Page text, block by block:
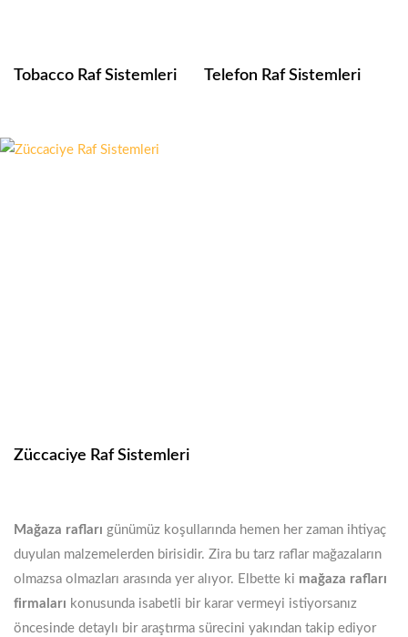
Tobacco Raf Sistemleri Telefon Raf Sistemleri
Züccaciye Raf Sistemleri
Mağaza rafları günümüz koşullarında hemen her zaman ihtiyaç
duyulan malzemelerden birisidir. Zira bu tarz raflar mağazaların
olmazsa olmazları arasında yer alıyor. Elbette ki mağaza rafları
firmaları konusunda isabetli bir karar vermeyi istiyorsanız
öncesinde detaylı bir araştırma sürecini yakından takip ediyor